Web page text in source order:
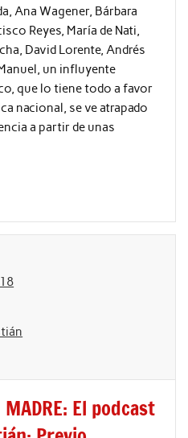
Ana Wagener, Bárbara
Reyes, María de Nati,
David Lorente, Andrés
un influyente
que lo tiene todo a favor
nacional, se ve atrapado
a partir de unas
MADRE: El podcast